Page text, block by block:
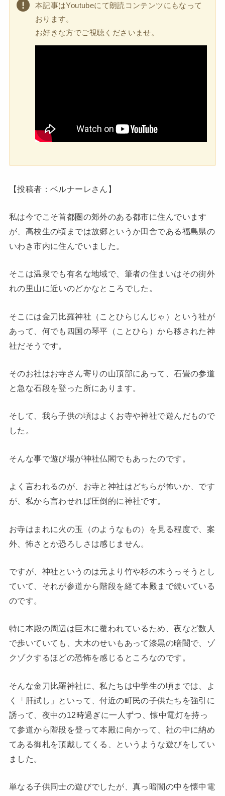
本記事はYoutubeにて朗読コンテンツにもなって
おります。
お好きな方でご視聴くださいませ。
【投稿者：ベルナーレさん】
私は今でこそ首都圏の郊外のある都市に住んでいます
が、高校生の頃までは故郷というか田舎である福島県の
いわき市内に住んでいました。
そこは温泉でも有名な地域で、筆者の住まいはその街外
れの里山に近いのどかなところでした。
そこには金刀比羅神社（ことひらじんじゃ）という社が
あって、何でも四国の琴平（ことひら）から移された神
社だそうです。
そのお社はお寺さん寄りの山頂部にあって、石畳の参道
と急な石段を登った所にあります。
そして、我ら子供の頃はよくお寺や神社で遊んだもので
した。
そんな事で遊び場が神社仏閣でもあったのです。
よく言われるのが、お寺と神社はどちらが怖いか、です
が、私から言わせれば圧倒的に神社です。
お寺はまれに火の玉（のようなもの）を見る程度で、案
外、怖さとか恐ろしさは感じません。
ですが、神社というのは元より竹や杉の木うっそうとし
ていて、それが参道から階段を経て本殿まで続いている
のです。
特に本殿の周辺は巨木に覆われているため、夜など数人
で歩いていても、大木のせいもあって漆黒の暗闇で、ゾ
クゾクするほどの恐怖を感じるところなのです。
そんな金刀比羅神社に、私たちは中学生の頃までは、よ
く「肝試し」といって、付近の町民の子供たちを強引に
誘って、夜中の12時過ぎに一人ずつ、懐中電灯を持っ
て参道から階段を登って本殿に向かって、社の中に納め
てある御札を頂戴してくる、というような遊びをしてい
ました。
単なる子供同士の遊びでしたが、真っ暗闇の中を懐中電